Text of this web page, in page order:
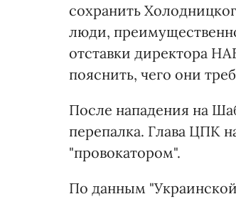
сохранить
люди,
отставки директора
пояснить, чего они
После нападения на
перепалка. Глава ЦПК
"провокатором".
По данным